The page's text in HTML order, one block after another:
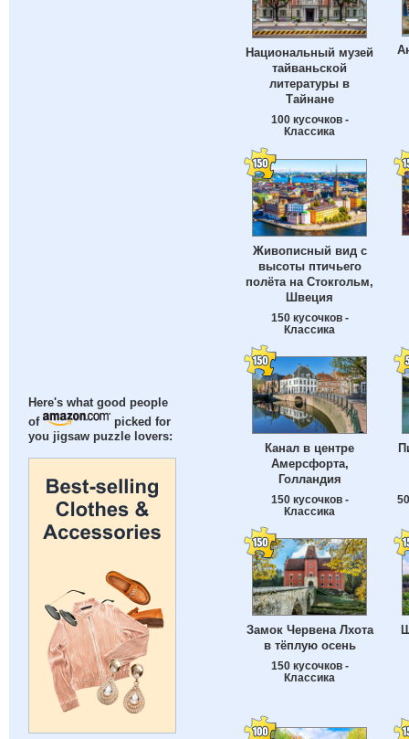
Here's what good people
of
picked for
you jigsaw puzzle lovers:
Национальный музей
тайваньской
литературы в
Тайнане
100 кусочков -
Классика
Живописный вид с
высоты птичьего
полёта на Стокгольм,
Швеция
150 кусочков -
Классика
Канал в центре
Амерсфорта,
Голландия
150 кусочков -
Классика
Замок Червена Лхота
в тёплую осень
150 кусочков -
Классика